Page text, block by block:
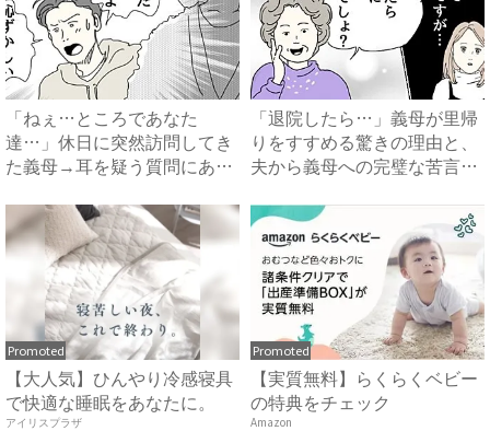
「ねぇ…ところであなた
達…」休日に突然訪問してき
た義母→耳を疑う質問にあ
「退院したら…」義母が里帰
りをすすめる驚きの理由と、
夫から義母への完璧な苦言
Promoted
【大人気】ひんやり冷感寝具
で快適な睡眠をあなたに。
アイリスプラザ
Promoted
【実質無料】らくらくベビー
の特典をチェック
Amazon